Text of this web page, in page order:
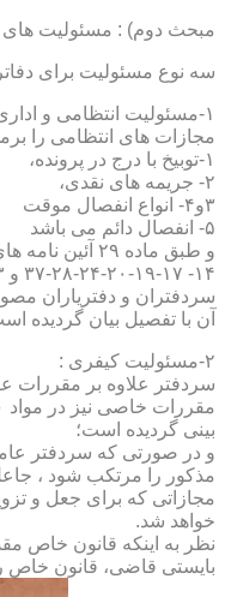
مبحث دوم) : مسئولیت های
سه نوع مسئولیت برای
مجازات های انتظامی را برمی شمرد
۱-توبیخ با درج در پرونده،
۲- جریمه های نقدی،
۳و۴- انواع انفصال موقت
۵- انفصال دائم می باشد
آن با تفصیل بیان گردیده
۲-مسئولیت کیفری :
سردفتر علاوه بر مقررات
بینی گردیده است؛
و در صورتی که سردفتر
مذکور را مرتکب شود ،
مجازاتی که برای جعل و
خواهد شد.
نظر به اینکه قانون خاص
بایستی قاضی، قانون خاص